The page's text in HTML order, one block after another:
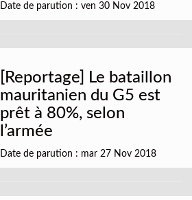
Date de parution : ven 30 Nov 2018
[Reportage] Le bataillon
mauritanien du G5 est
prêt à 80%, selon
l’armée
Date de parution : mar 27 Nov 2018